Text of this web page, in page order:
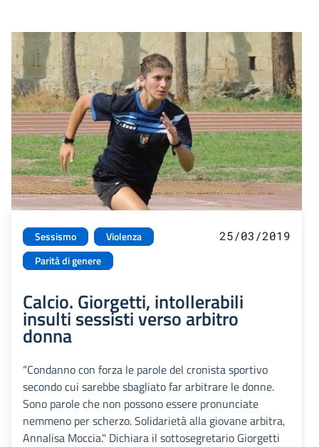
Sessismo
Violenza
Parità di genere
25/03/2019
Calcio. Giorgetti, intollerabili
insulti sessisti verso arbitro
donna
“Condanno con forza le parole del cronista sportivo
secondo cui sarebbe sbagliato far arbitrare le donne.
Sono parole che non possono essere pronunciate
nemmeno per scherzo. Solidarietà alla giovane arbitra,
Annalisa Moccia." Dichiara il sottosegretario Giorgetti